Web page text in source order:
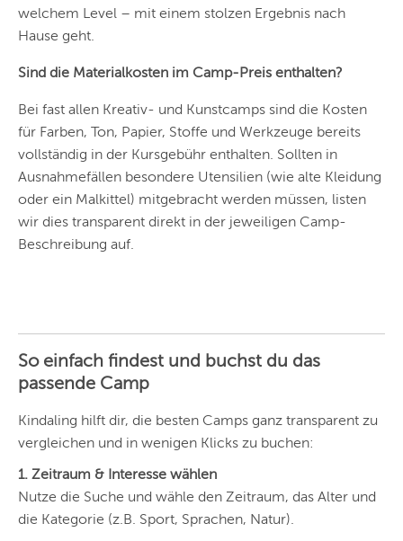
WIEN
welchem Level – mit einem stolzen Ergebnis nach
Hause geht.
Sind die Materialkosten im Camp-Preis enthalten?
Bei fast allen Kreativ- und Kunstcamps sind die Kosten
für Farben, Ton, Papier, Stoffe und Werkzeuge bereits
vollständig in der Kursgebühr enthalten. Sollten in
Ausnahmefällen besondere Utensilien (wie alte Kleidung
oder ein Malkittel) mitgebracht werden müssen, listen
wir dies transparent direkt in der jeweiligen Camp-
Beschreibung auf.
So einfach findest und buchst du das
passende Camp
Kindaling hilft dir, die besten Camps ganz transparent zu
vergleichen und in wenigen Klicks zu buchen:
1. Zeitraum & Interesse wählen
Nutze die Suche und wähle den Zeitraum, das Alter und
die Kategorie (z.B. Sport, Sprachen, Natur).